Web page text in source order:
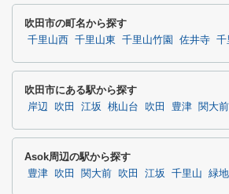
吹田市の町名から探す
千里山西 千里山東 千里山竹園 佐井寺 千
吹田市にある駅から探す
岸辺 吹田 江坂 桃山台 吹田 豊津 関大前
Asok周辺の駅から探す
豊津 吹田 関大前 吹田 江坂 千里山 緑